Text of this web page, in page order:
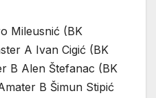
Mileusnić (BK
A Ivan Cigić (BK
B Alen Štefanac (BK
B Šimun Stipić